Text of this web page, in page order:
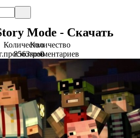
Mode - Скачать
Количество
просмотров
8563
Количество
комментариев
0